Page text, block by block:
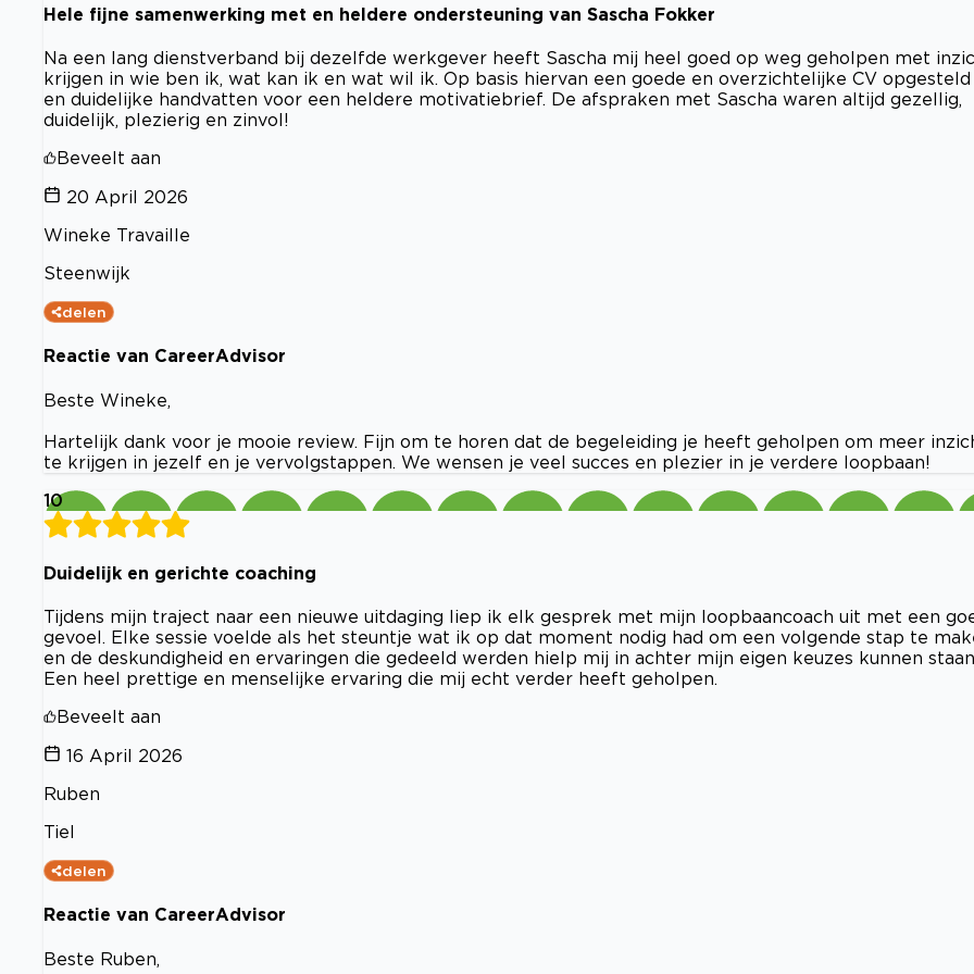
Hele fijne samenwerking met en heldere ondersteuning van Sascha Fokker
Na een lang dienstverband bij dezelfde werkgever heeft Sascha mij heel goed op weg geholpen met
krijgen in wie ben ik, wat kan ik en wat wil ik. Op basis hiervan een goede en overzichtelijke CV opgesteld
en duidelijke handvatten voor een heldere motivatiebrief. De afspraken met Sascha waren altijd gezellig,
duidelijk, plezierig en zinvol!
Beveelt aan
20 April 2026
Wineke Travaille
Steenwijk
delen
Reactie van CareerAdvisor
Beste Wineke,
Hartelijk dank voor je mooie review. Fijn om te horen dat de begeleiding je heeft geholpen om meer
te krijgen in jezelf en je vervolgstappen. We wensen je veel succes en plezier in je verdere loopbaan!
10
Duidelijk en gerichte coaching
Tijdens mijn traject naar een nieuwe uitdaging liep ik elk gesprek met mijn loopbaancoach uit met een
gevoel. Elke sessie voelde als het steuntje wat ik op dat moment nodig had om een volgende stap te
en de deskundigheid en ervaringen die gedeeld werden hielp mij in achter mijn eigen keuzes kunnen
Een heel prettige en menselijke ervaring die mij echt verder heeft geholpen.
Beveelt aan
16 April 2026
Ruben
Tiel
delen
Reactie van CareerAdvisor
Beste Ruben,